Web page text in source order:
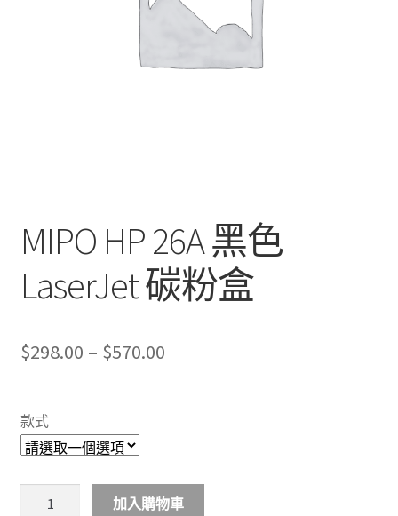
MIPO HP 26A 黑色
LaserJet 碳粉盒
$298.00 – $570.00Price
$570.00
款式
加入購物車